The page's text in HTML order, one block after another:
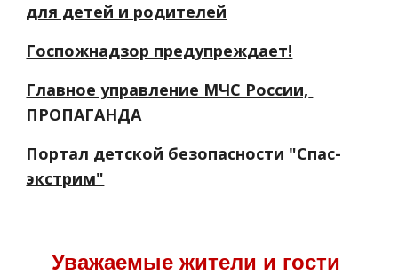
для детей и родителей
Госпожнадзор предупреждает!
Главное управление МЧС России,
ПРОПАГАНДА
Портал детской безопасности "Спас-
экстрим"
Уважаемые жители и гости